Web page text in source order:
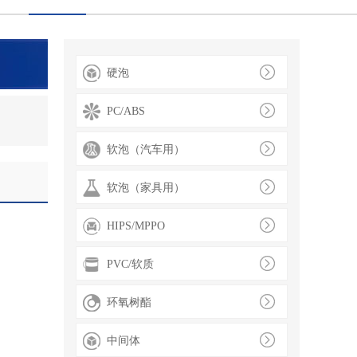
硬泡
PC/ABS
软泡（汽车用）
软泡（家具用）
HIPS/MPPO
PVC/软质
环氧树酯
中间体